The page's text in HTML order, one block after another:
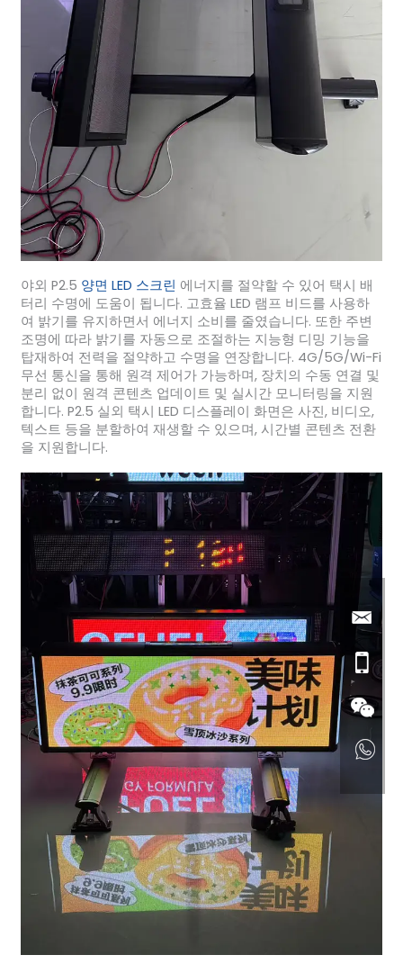
야외 P2.5 양면 LED 스크린 에너지를 절약할 수 있어 택시 배
터리 수명에 도움이 됩니다. 고효율 LED 램프 비드를 사용하
여 밝기를 유지하면서 에너지 소비를 줄였습니다. 또한 주변
조명에 따라 밝기를 자동으로 조절하는 지능형 디밍 기능을
탑재하여 전력을 절약하고 수명을 연장합니다. 4G/5G/Wi-Fi
무선 통신을 통해 원격 제어가 가능하며, 장치의 수동 연결 및
분리 없이 원격 콘텐츠 업데이트 및 실시간 모니터링을 지원
합니다. P2.5 실외 택시 LED 디스플레이 화면은 사진, 비디오,
텍스트 등을 분할하여 재생할 수 있으며, 시간별 콘텐츠 전환
을 지원합니다.